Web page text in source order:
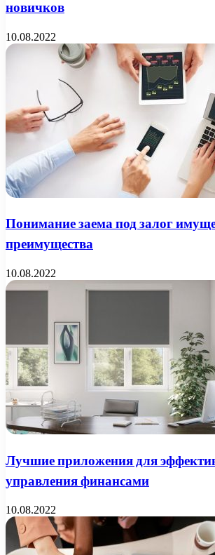
новичков
10.08.2022
Понимание заема под залог
преимущества
10.08.2022
Лучшие приложения для
управления финансами
10.08.2022